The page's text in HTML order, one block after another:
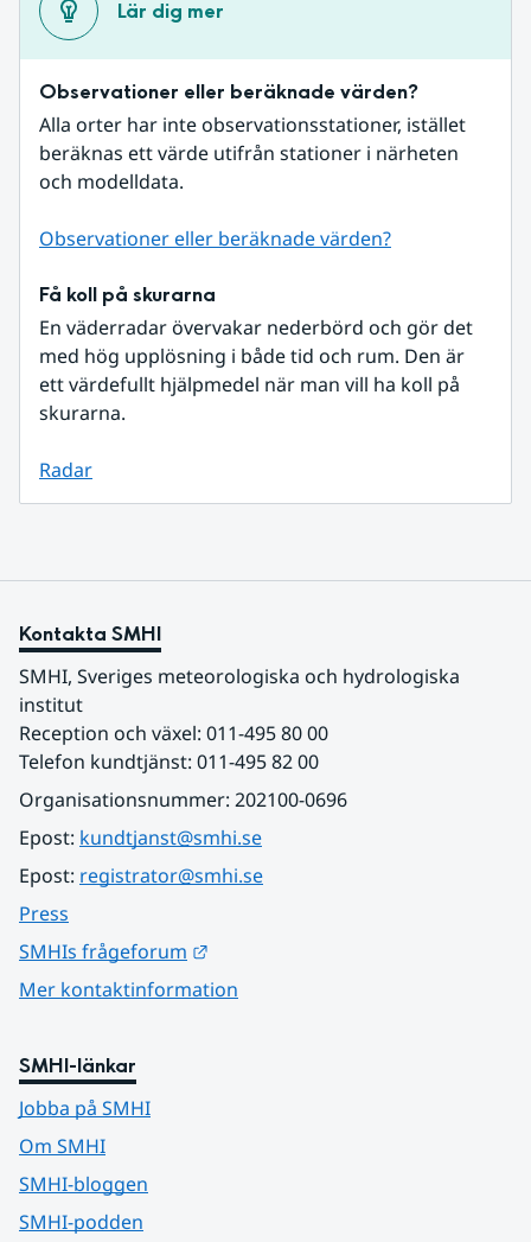
Lär dig mer
Observationer eller beräknade värden?
Alla orter har inte observationsstationer, istället
beräknas ett värde utifrån stationer i närheten
och modelldata.
Observationer eller beräknade värden?
Få koll på skurarna
En väderradar övervakar nederbörd och gör det
med hög upplösning i både tid och rum. Den är
ett värdefullt hjälpmedel när man vill ha koll på
skurarna.
Radar
Kontakta SMHI
SMHI, Sveriges meteorologiska och hydrologiska
institut
Reception och växel: 011-495 80 00
Telefon kundtjänst: 011-495 82 00
Organisationsnummer: 202100-0696
Epost: kundtjanst@smhi.se
Epost: registrator@smhi.se
Press
SMHIs frågeforum
Mer kontaktinformation
SMHI-länkar
Jobba på SMHI
Om SMHI
SMHI-bloggen
SMHI-podden